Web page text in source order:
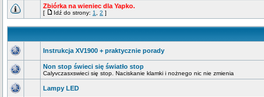
Zbiórka na wieniec dla Yapko.
[ Idź do strony: 1 2 ]
Instrukcja XV1900 + praktycznie porady
Non stop świeci się światło stop
Calyvczasxswieci się stop. Naciskanie klamki i nożnego nic nie zmienia
Lampy LED